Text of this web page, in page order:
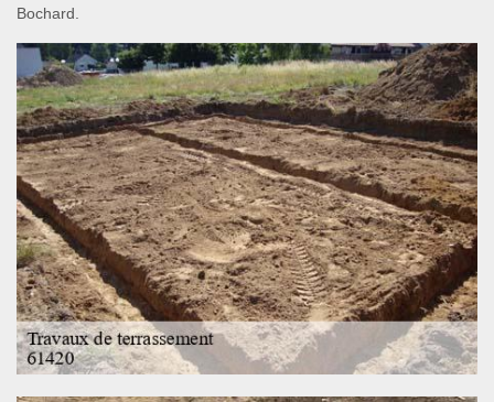
Bochard.